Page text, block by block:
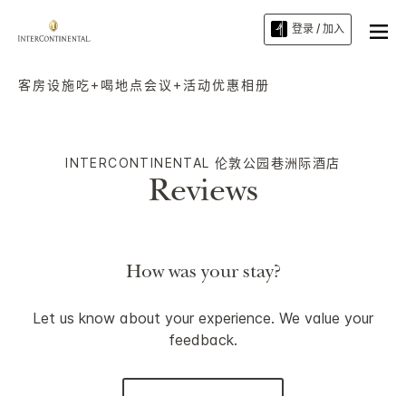
登录 / 加入
客房设施吃+喝地点会议+活动优惠相册
INTERCONTINENTAL 伦敦公园巷洲际酒店
Reviews
How was your stay?
Let us know about your experience. We value your
feedback.